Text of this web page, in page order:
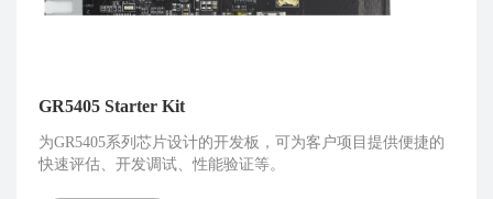
GR5405 Starter Kit
为GR5405系列芯片设计的开发板，可为客户项目提供便捷的
快速评估、开发调试、性能验证等。